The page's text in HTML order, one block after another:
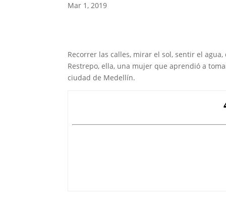
Mar 1, 2019
Recorrer las calles, mirar el sol, sentir el
Restrepo, ella, una mujer que aprendió a
ciudad de Medellín.